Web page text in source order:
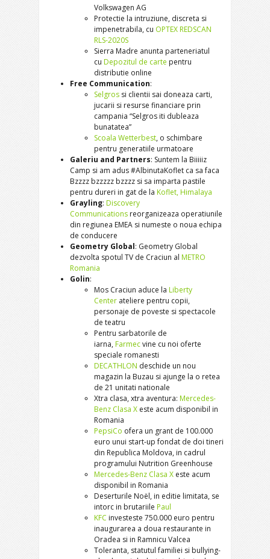
Volkswagen AG
Protectie la intruziune, discreta si
impenetrabila, cu OPTEX REDSCAN
RLS-2020S
Sierra Madre anunta parteneriatul
cu Depozitul de carte pentru
distributie online
Free Communication:
Selgros si clientii sai doneaza carti,
jucarii si resurse financiare prin
campania “Selgros iti dubleaza
bunatatea”
Scoala Wetterbest, o schimbare
pentru generatiile urmatoare
Galeriu and Partners: Suntem la Biiiiiz
Camp si am adus #AlbinutaKoflet ca sa faca
Bzzzz bzzzzz bzzzz si sa imparta pastile
pentru dureri in gat de la Koflet, Himalaya
Grayling: Discovery
Communications reorganizeaza operatiunile
din regiunea EMEA si numeste o noua echipa
de conducere
Geometry Global: Geometry Global
dezvolta spotul TV de Craciun al METRO
Romania
Golin:
Mos Craciun aduce la Liberty
Center ateliere pentru copii,
personaje de poveste si spectacole
de teatru
Pentru sarbatorile de
iarna,Farmecvine cu noi oferte
speciale romanesti
DECATHLON deschide un nou
magazin la Buzau si ajunge la o retea
de 21 unitati nationale
Xtra clasa, xtra aventura: Mercedes-
Benz Clasa X este acum disponibil in
Romania
PepsiCo ofera un grant de 100.000
euro unui start-up fondat de doi tineri
din Republica Moldova, in cadrul
programului Nutrition Greenhouse
Mercedes-Benz Clasa X este acum
disponibil in Romania
Deserturile Noël, in editie limitata, se
intorc in brutariile Paul
KFC investeste 750.000 euro pentru
inaugurarea a doua restaurante in
Oradea si in Ramnicu Valcea
Toleranta, statutul familiei si bullying-